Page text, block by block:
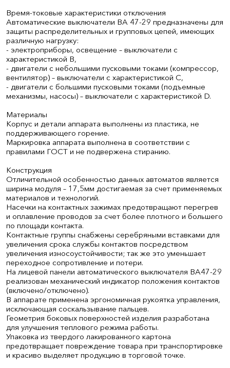
Время-токовые характеристики отключения
Автоматические выключатели ВА 47-29 предназначены для
защиты распределительных и групповых цепей, имеющих
различную нагрузку:
- электроприборы, освещение – выключатели с
характеристикой В,
- двигатели с небольшими пусковыми токами (компрессор,
вентилятор) – выключатели с характеристикой C,
- двигатели с большими пусковыми токами (подъемные
механизмы, насосы) – выключатели с характеристикой D.
Материалы
Корпус и детали аппарата выполнены из пластика, не
поддерживающего горение.
Маркировка аппарата выполнена в соответствии с
правилами ГОСТ и не подвержена стиранию.
Конструкция
Отличительной особенностью данных автоматов является
ширина модуля – 17,5мм достигаемая за счет применяемых
материалов и технологий.
Насечки на контактных зажимах предотвращают перегрев
и оплавление проводов за счет более плотного и большего
по площади контакта.
Контактные группы снабжены серебряными вставками для
увеличения срока службы контактов посредством
увеличения износоустойчивости; так же это уменьшает
переходное сопротивление и потери.
На лицевой панели автоматического выключателя ВА47-29
реализован механический индикатор положения контактов
(включено/отключено).
В аппарате применена эргономичная рукоятка управления,
исключающая соскальзывание пальцев.
Геометрия боковых поверхностей изделия разработана
для улучшения теплового режима работы.
Упаковка из твердого лакированного картона
предотвращает повреждение товара при транспортировке
и красиво выделяет продукцию в торговой точке.